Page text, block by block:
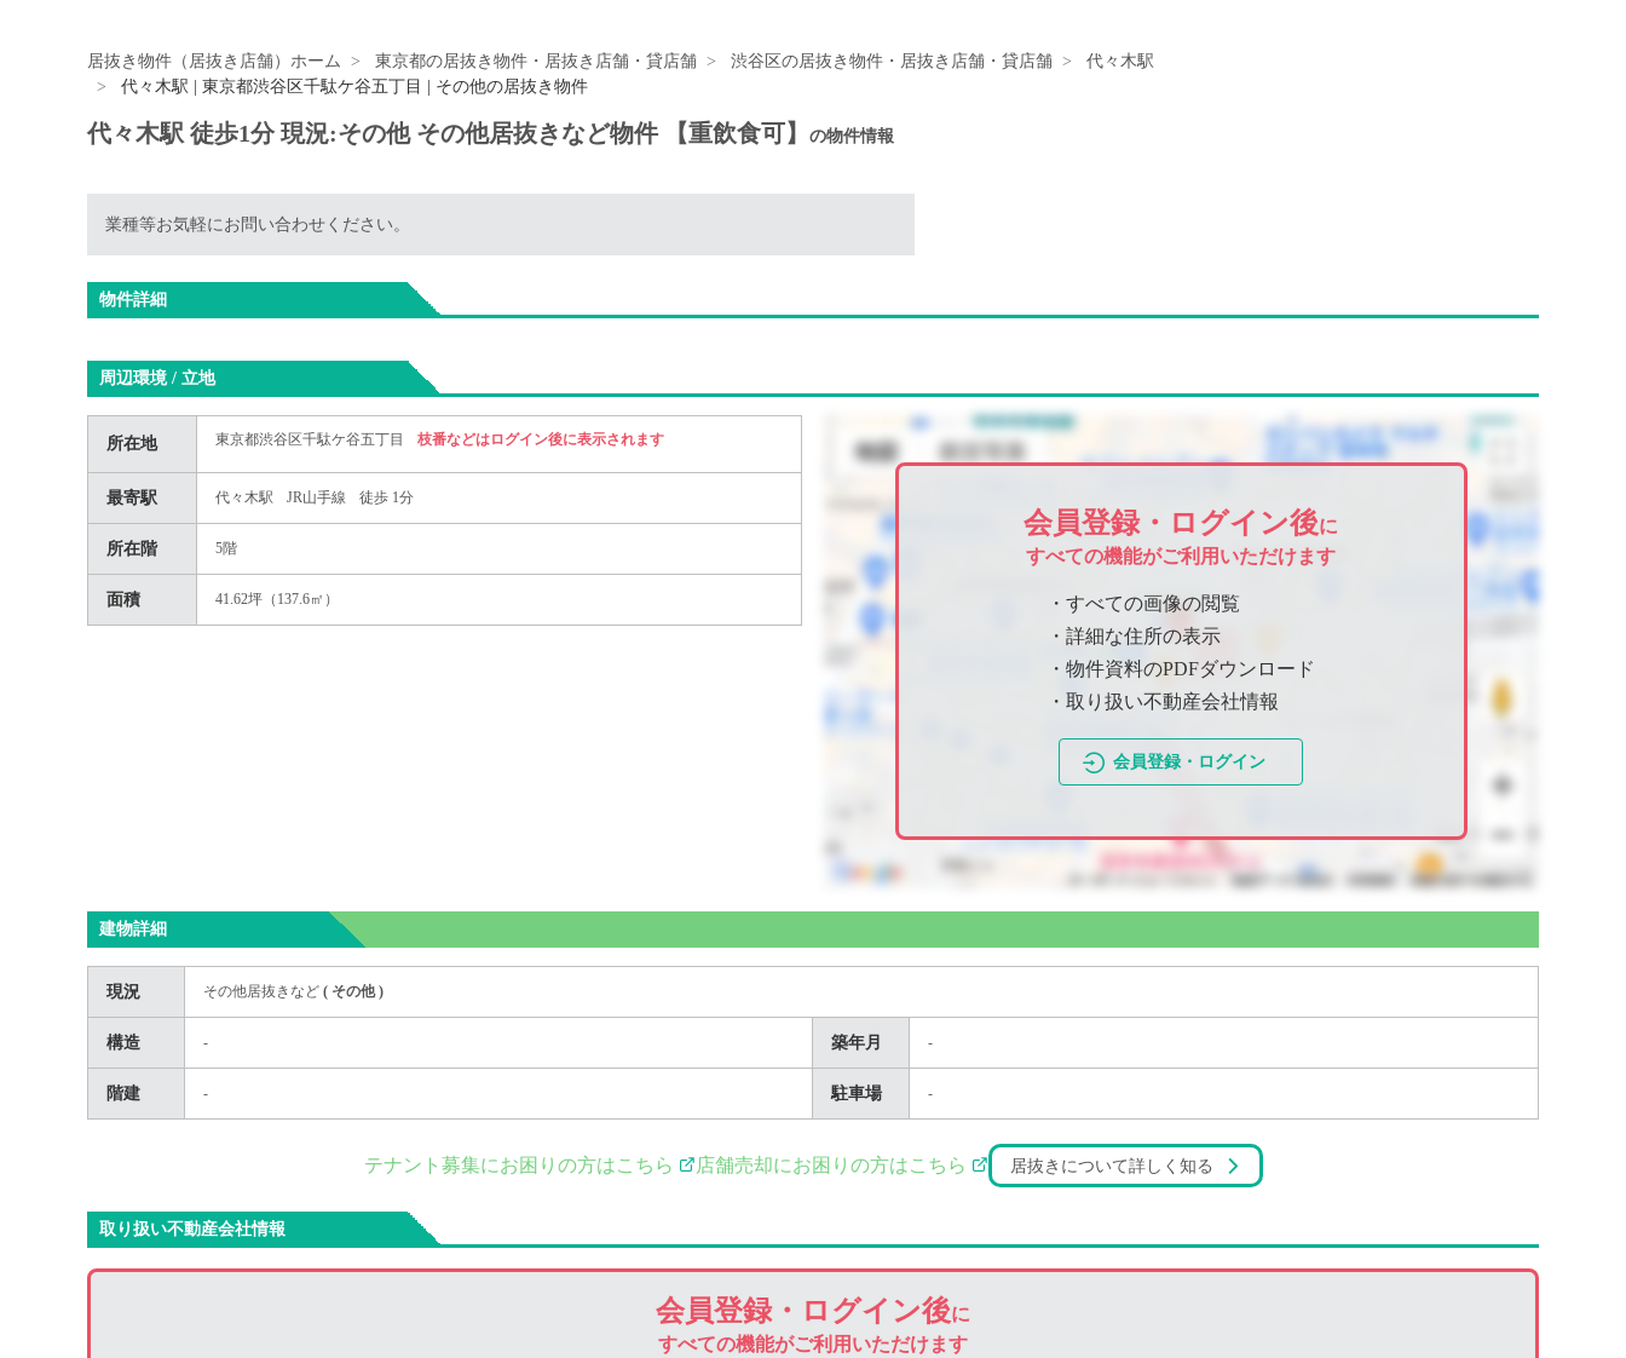
居抜き物件（居抜き店舗）ホーム 東京都の居抜き物件・居抜き店舗・貸店舗 渋谷区の居抜き物件・居抜き店舗・貸店舗
代々木駅
代々木駅 | 東京都渋谷区千駄ケ谷五丁目 | その他の居抜き物件
代々木駅 徒歩1分 現況:その他 その他居抜きなど物件 【重飲食可】 の物件情報
業種等お気軽にお問い合わせください。
物件詳細
周辺環境 / 立地
所在地 東京都渋谷区千駄ケ谷五丁目 枝番などはログイン後に表示されます
最寄駅 代々木駅 JR山手線 徒歩 1分
所在階 5階
面積 41.62坪（137.6㎡）
会員登録・ログイン後に
すべての機能がご利用いただけます
・すべての画像の閲覧
・詳細な住所の表示
・物件資料のPDFダウンロード
・取り扱い不動産会社情報
会員登録・ログイン
建物詳細
現況 その他居抜きなど ( その他)
構造 - 築年月 -
階建 - 駐車場 -
テナント募集にお困りの方はこちら 店舗売却にお困りの方はこちら 居抜きについて詳しく知る
取り扱い不動産会社情報
会員登録・ログイン後に
すべての機能がご利用いただけます